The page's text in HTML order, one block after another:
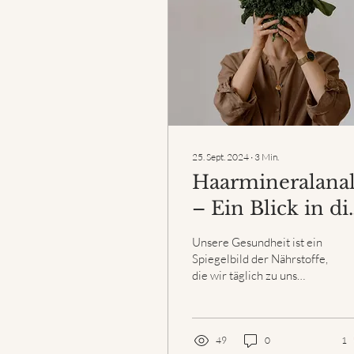
25. Sept. 2024 ∙ 3 Min.
– Ein Blick in
Welt der
Mineralstoffe
Unsere Gesundheit ist ein
Spiegelbild der Nährstoffe,
die wir täglich zu uns
49 0 1